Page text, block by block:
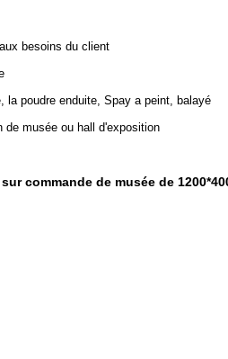
besoins du client
la poudre enduite, Spay a peint, balayé
de musée ou hall d'exposition
commande de musée de